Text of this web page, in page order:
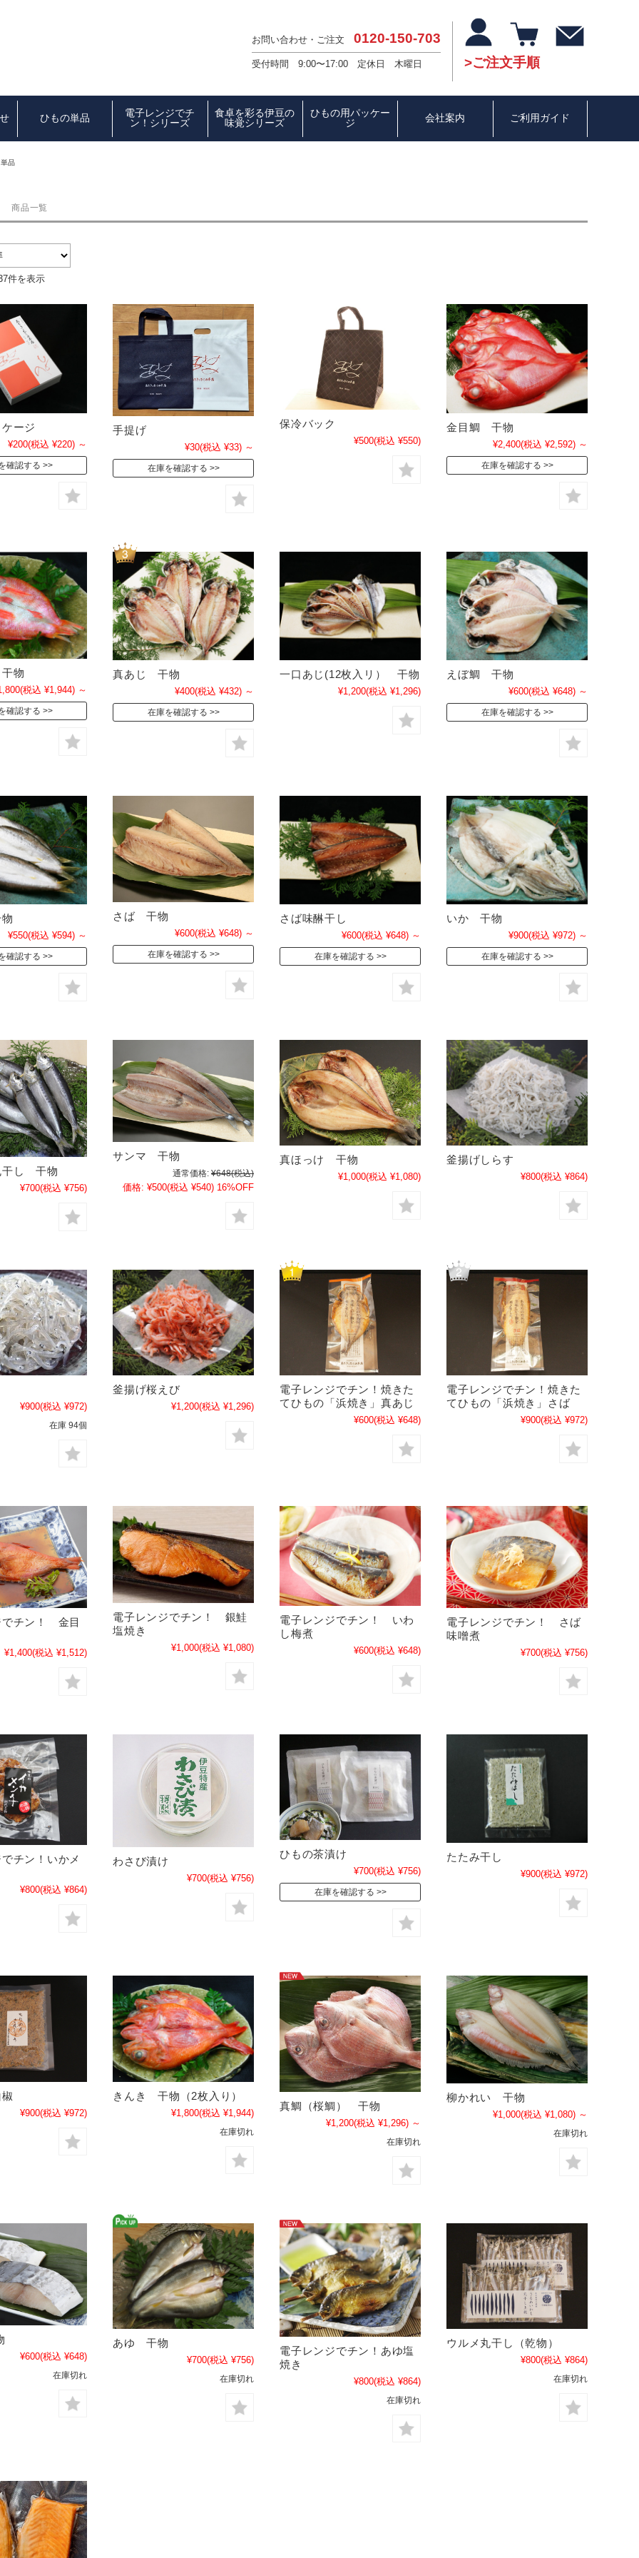
お問い合わせ・ご注文 0120-150-703
受付時間 9:00〜17:00 定休日 木曜日 ご注文手順
ひもの単品
電子レンジでチ
ン！シリーズ
食卓を彩る伊豆の
味覚シリーズ
ひもの用パッケー
ジ
会社案内 ご利用ガイド
品
商品一覧
件を表示
ージ
¥200(税込 ¥220) ～
確認する
手提げ
¥30(税込 ¥33) ～
在庫を確認する
保冷バック
¥500(税込 ¥550)
金目鯛 干物
¥2,400(税込 ¥2,592) ～
在庫を確認する
物
(税込 ¥1,944) ～
確認する
真あじ 干物
¥400(税込 ¥432) ～
在庫を確認する
一口あじ(12枚入リ） 干物
¥1,200(税込 ¥1,296)
えぼ鯛 干物
¥600(税込 ¥648) ～
在庫を確認する
¥550(税込 ¥594) ～
確認する
さば 干物
¥600(税込 ¥648) ～
在庫を確認する
さば味醂干し
¥600(税込 ¥648) ～
在庫を確認する
いか 干物
¥900(税込 ¥972) ～
在庫を確認する
干し 干物
¥700(税込 ¥756)
サンマ 干物
通常価格: ¥648(税込)
価格: ¥500(税込 ¥540) 16%OFF
真ほっけ 干物
¥1,000(税込 ¥1,080)
釜揚げしらす
¥800(税込 ¥864)
¥900(税込 ¥972)
在庫 94個
釜揚げ桜えび
¥1,200(税込 ¥1,296)
電子レンジでチン！焼きた
てひもの「浜焼き」真あじ
¥600(税込 ¥648)
電子レンジでチン！焼きた
てひもの「浜焼き」さば
¥900(税込 ¥972)
でチン！ 金目
¥1,400(税込 ¥1,512)
電子レンジでチン！ 銀鮭
塩焼き
¥1,000(税込 ¥1,080)
電子レンジでチン！ いわ
し梅煮
¥600(税込 ¥648)
電子レンジでチン！ さば
味噌煮
¥700(税込 ¥756)
チン！いかメ
¥800(税込 ¥864)
わさび漬け
¥700(税込 ¥756)
ひもの茶漬け
¥700(税込 ¥756)
在庫を確認する
たたみ干し
¥900(税込 ¥972)
¥900(税込 ¥972)
きんき 干物（2枚入り）
¥1,800(税込 ¥1,944)
在庫切れ
真鯛（桜鯛） 干物
¥1,200(税込 ¥1,296) ～
在庫切れ
柳かれい 干物
¥1,000(税込 ¥1,080) ～
在庫切れ
¥600(税込 ¥648)
在庫切れ
あゆ 干物
¥700(税込 ¥756)
在庫切れ
電子レンジでチン！あゆ塩
焼き
¥800(税込 ¥864)
在庫切れ
ウルメ丸干し（乾物）
¥800(税込 ¥864)
在庫切れ